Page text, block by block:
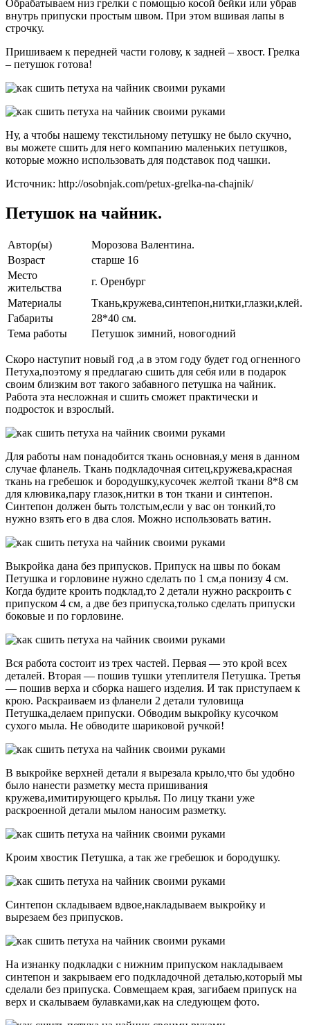
Обрабатываем низ грелки с помощью косой бейки или убрав
внутрь припуски простым швом. При этом вшивая лапы в
строчку.
Пришиваем к передней части голову, к задней – хвост. Грелка
– петушок готова!
Ну, а чтобы нашему текстильному петушку не было скучно,
вы можете сшить для него компанию маленьких петушков,
которые можно использовать для подставок под чашки.
Источник: http://osobnjak.com/petux-grelka-na-chajnik/
Петушок на чайник.
Автор(ы)
Морозова Валентина.
Возраст
старше 16
Место
жительства
г. Оренбург
Материалы
Ткань,кружева,синтепон,нитки,глазки,клей.
Габариты
28*40 см.
Тема работы
Петушок зимний, новогодний
Скоро наступит новый год ,а в этом году будет год огненного
Петуха,поэтому я предлагаю сшить для себя или в подарок
своим близким вот такого забавного петушка на чайник.
Работа эта несложная и сшить сможет практически и
подросток и взрослый.
Для работы нам понадобится ткань основная,у меня в данном
случае фланель. Ткань подкладочная ситец,кружева,красная
ткань на гребешок и бородушку,кусочек желтой ткани 8*8 см
для клювика,пару глазок,нитки в тон ткани и синтепон.
Синтепон должен быть толстым,если у вас он тонкий,то
нужно взять его в два слоя. Можно использовать ватин.
Выкройка дана без припусков. Припуск на швы по бокам
Петушка и горловине нужно сделать по 1 см,а понизу 4 см.
Когда будите кроить подклад,то 2 детали нужно раскроить с
припуском 4 см, а две без припуска,только сделать припуски
боковые и по горловине.
Вся работа состоит из трех частей. Первая — это крой всех
деталей. Вторая — пошив тушки утеплителя Петушка. Третья
— пошив верха и сборка нашего изделия. И так приступаем к
крою. Раскраиваем из фланели 2 детали туловища
Петушка,делаем припуски. Обводим выкройку кусочком
сухого мыла. Не обводите шариковой ручкой!
В выкройке верхней детали я вырезала крыло,что бы удобно
было нанести разметку места пришивания
кружева,имитирующего крылья. По лицу ткани уже
раскроенной детали мылом наносим разметку.
Кроим хвостик Петушка, а так же гребешок и бородушку.
Синтепон складываем вдвое,накладываем выкройку и
вырезаем без припусков.
На изнанку подкладки с нижним припуском накладываем
синтепон и закрываем его подкладочной деталью,который мы
сделали без припуска. Совмещаем края, загибаем припуск на
верх и скалываем булавками,как на следующем фото.